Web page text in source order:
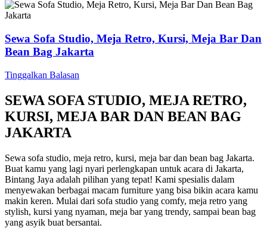
Sewa Sofa Studio, Meja Retro, Kursi, Meja Bar Dan
Bean Bag Jakarta
Tinggalkan Balasan
SEWA SOFA STUDIO, MEJA RETRO,
KURSI, MEJA BAR DAN BEAN BAG
JAKARTA
Sewa sofa studio, meja retro, kursi, meja bar dan bean bag Jakarta.
Buat kamu yang lagi nyari perlengkapan untuk acara di Jakarta,
Bintang Jaya adalah pilihan yang tepat! Kami spesialis dalam
menyewakan berbagai macam furniture yang bisa bikin acara kamu
makin keren. Mulai dari sofa studio yang comfy, meja retro yang
stylish, kursi yang nyaman, meja bar yang trendy, sampai bean bag
yang asyik buat bersantai.